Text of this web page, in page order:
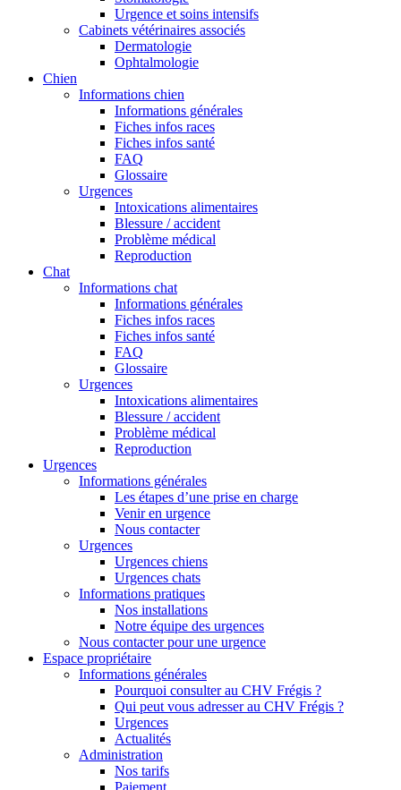
Urgence et soins intensifs
Cabinets vétérinaires associés
Dermatologie
Ophtalmologie
Chien
Informations chien
Informations générales
Fiches infos races
Fiches infos santé
FAQ
Glossaire
Urgences
Intoxications alimentaires
Blessure / accident
Problème médical
Reproduction
Chat
Informations chat
Informations générales
Fiches infos races
Fiches infos santé
FAQ
Glossaire
Urgences
Intoxications alimentaires
Blessure / accident
Problème médical
Reproduction
Urgences
Informations générales
Les étapes d’une prise en charge
Venir en urgence
Nous contacter
Urgences
Urgences chiens
Urgences chats
Informations pratiques
Nos installations
Notre équipe des urgences
Nous contacter pour une urgence
Espace propriétaire
Informations générales
Pourquoi consulter au CHV Frégis ?
Qui peut vous adresser au CHV Frégis ?
Urgences
Actualités
Administration
Nos tarifs
Paiement